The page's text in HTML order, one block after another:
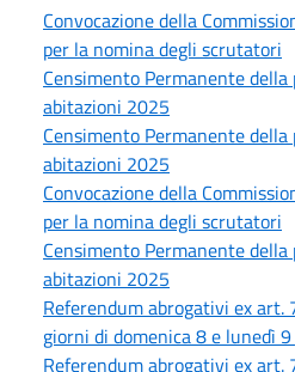
Convocazione della
per la nomina degli scrutatori
Censimento Permanente della
abitazioni 2025
Censimento Permanente della
abitazioni 2025
Convocazione della
per la nomina degli scrutatori
Censimento Permanente della
abitazioni 2025
Referendum abrogativi ex art.
giorni di domenica 8 e lunedì
Referendum abrogativi ex art.